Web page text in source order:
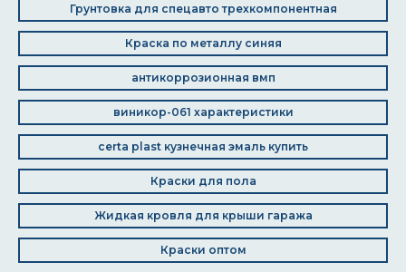
Грунтовка для спецавто трехкомпонентная
Краска по металлу синяя
антикоррозионная вмп
виникор-061 характеристики
certa plast кузнечная эмаль купить
Краски для пола
Жидкая кровля для крыши гаража
Краски оптом